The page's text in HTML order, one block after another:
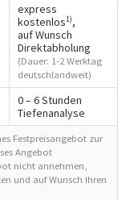
express
kostenlos1),
auf Wunsch
Direktabholung
(Dauer: 1-2 Werktag
deutschlandweit)
0 – 6 Stunden
Tiefenanalyse
Festpreisangebot zur
Angebot
nicht annehmen,
und auf Wunsch Ihren